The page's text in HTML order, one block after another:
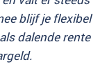
blijf je flexibel
dalende rente